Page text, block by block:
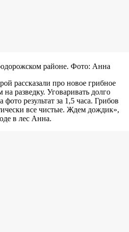
районе. Фото: Анна
рассказали про новое грибное
разведку. Уговаривать долго
результат за 1,5 часа. Грибов
все чистые. Ждем дождик»,
в лес Анна.